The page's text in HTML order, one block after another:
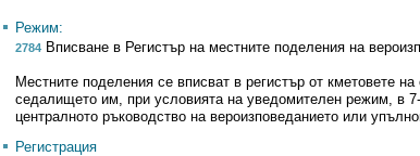
Режим:
2784 Вписване в Регистър на местните поделения на
Местните поделения се вписват в регистър от кметовете
седалището им, при условията на уведомителен режим, в
централното ръководство на вероизповеданието или
Регистрация